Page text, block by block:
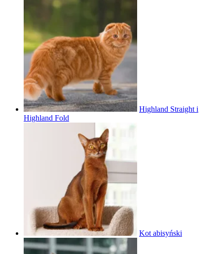
Highland Straight i
Highland Fold
Kot abisyński